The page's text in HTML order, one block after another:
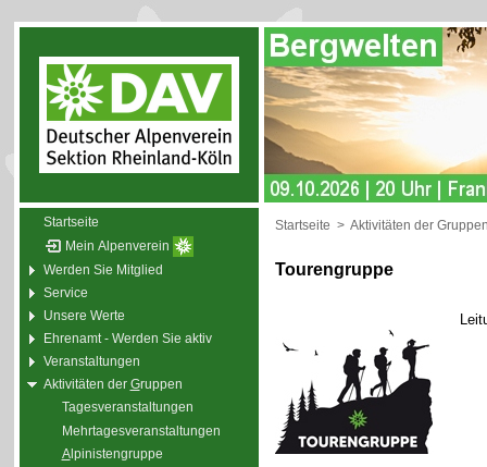
Startseite
Mein Alpenverein
Werden Sie Mitglied
Service
Unsere Werte
Ehrenamt - Werden Sie aktiv
Veranstaltungen
Aktivitäten der Gruppen
Tagesveranstaltungen
Mehrtagesveranstaltungen
Alpinistengruppe
Startseite > Aktivitäten der
Tourengruppe